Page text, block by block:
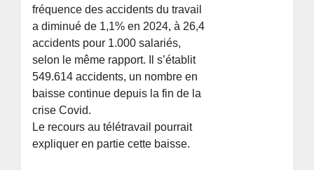
fréquence des accidents du travail
a diminué de 1,1% en 2024, à 26,4
accidents pour 1.000 salariés,
selon le même rapport. Il s’établit
549.614 accidents, un nombre en
baisse continue depuis la fin de la
crise Covid.
Le recours au télétravail pourrait
expliquer en partie cette baisse.